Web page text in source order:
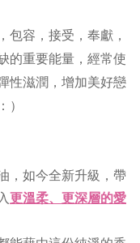
包容，接受，奉獻，
的重要能量， 經常使
性滋潤，增加美好戀
）
，如今全新升級，帶
更溫柔、更深層的愛